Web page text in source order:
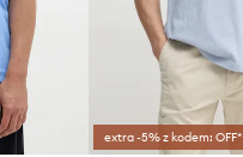
extra -5% z kodem: OFF*